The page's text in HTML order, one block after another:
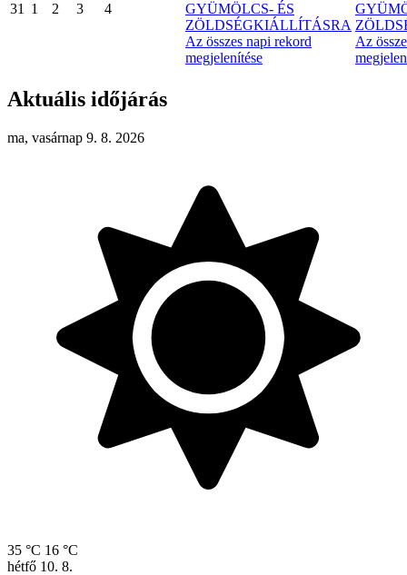
31 1 2 3 4
GYÜMÖLCS- ÉS
ZÖLDSÉGKIÁLLÍTÁSRA
Az összes napi rekord
megjelenítése
Az
Aktuális időjárás
ma, vasárnap 9. 8. 2026
35 °C 16 °C
hétfő 10. 8.